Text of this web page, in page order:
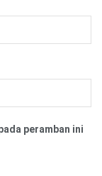
peramban ini